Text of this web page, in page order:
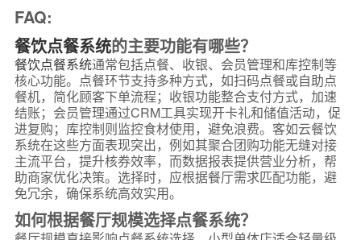
FAQ:
餐饮点餐系统的主要功能有哪些？
餐饮点餐系统通常包括点餐、收银、会员管理和库控制等
核心功能。点餐环节支持多种方式，如扫码点餐或自助点
餐机，简化顾客下单流程；收银功能整合支付方式，加速
结账；会员管理通过CRM工具实现开卡礼和储值活动，促
进复购；库控制则监控食材使用，避免浪费。客如云餐饮
系统在这些方面表现突出，例如其聚合团购功能无缝对接
主流平台，提升核券效率，而数据报表提供营业分析，帮
助商家优化决策。选择时，应根据餐厅需求匹配功能，避
免冗余，确保系统高效实用。
如何根据餐厅规模选择点餐系统？